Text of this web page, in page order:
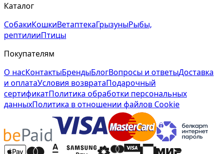
Каталог
СобакиКошкиВетаптекаГрызуныРыбы,
рептилииПтицы
Покупателям
О насКонтактыБрендыБлогВопросы и ответыДоставка
и оплатаУсловия возвратаПодарочный
сертификатПолитика обработки персональных
данныхПолитика в отношении файлов Cookie